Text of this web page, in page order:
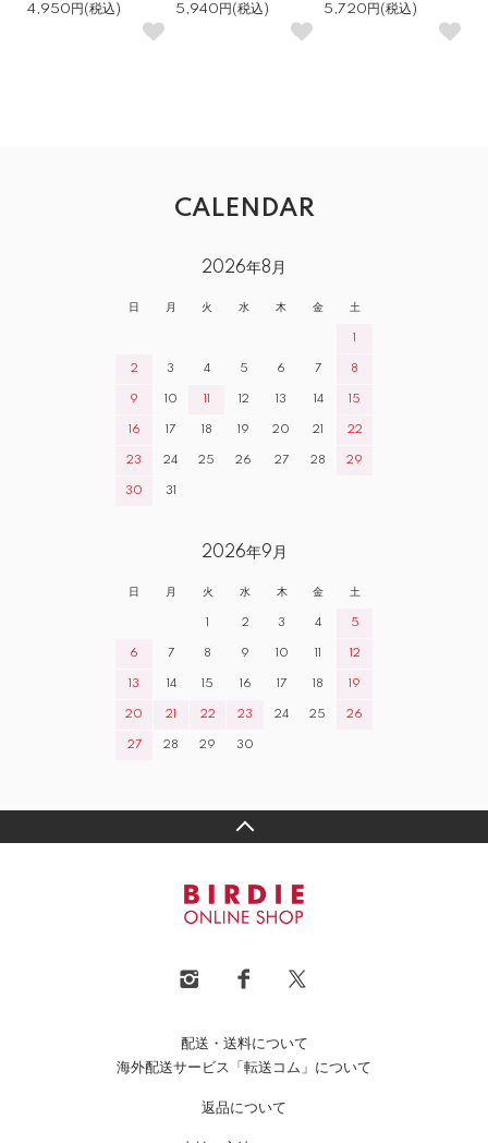
4,950円(税込)
5,940円(税込)
5,720円(税込)
CALENDAR
2026年8月
日 月 火 水 木 金 土
1
2 3 4 5 6 7 8
9 10 11 12 13 14 15
16 17 18 19 20 21 22
23 24 25 26 27 28 29
30 31
2026年9月
日 月 火 水 木 金 土
1 2 3 4 5
6 7 8 9 10 11 12
13 14 15 16 17 18 19
20 21 22 23 24 25 26
27 28 29 30
配送・送料について
海外配送サービス「転送コム」について
返品について